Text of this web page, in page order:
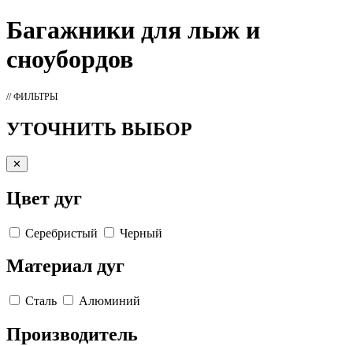
Багажники для лыж и
сноубордов
// ФИЛЬТРЫ
УТОЧНИТЬ ВЫБОР
✕
Цвет дуг
Серебристый Черный
Материал дуг
Сталь Алюминий
Производитель